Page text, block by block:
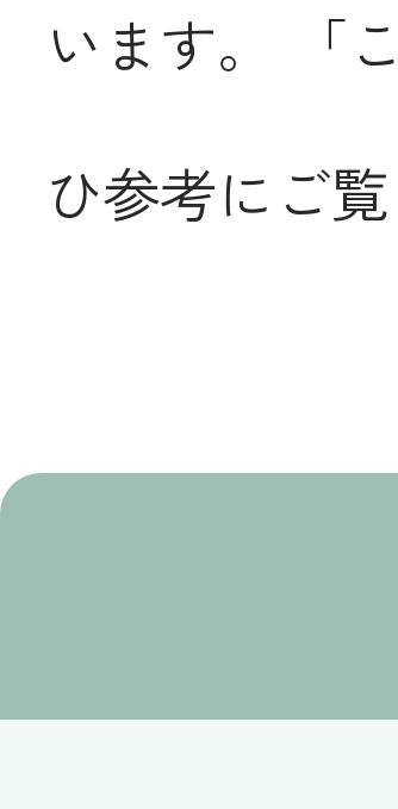
います。
「
ひ参考にご覧